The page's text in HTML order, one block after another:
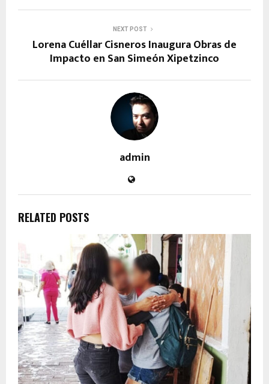
NEXT POST
Lorena Cuéllar Cisneros Inaugura Obras de
Impacto en San Simeón Xipetzinco
admin
RELATED POSTS